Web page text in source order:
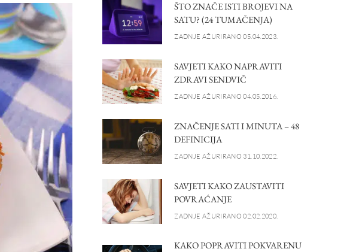
ŠTO ZNAČE ISTI BROJEVI NA
SATU? (24 TUMAČENJA)
ZADNJE AŽURIRANO 05.04.2023.
SAVJETI KAKO NAPRAVITI
ZDRAVI SENDVIČ
ZADNJE AŽURIRANO 04.05.2016.
ZNAČENJE SATI I MINUTA – 48
DEFINICIJA
ZADNJE AŽURIRANO 31.10.2022.
SAVJETI KAKO ZAUSTAVITI
POVRAĆANJE
ZADNJE AŽURIRANO 02.02.2020.
KAKO POPRAVITI POKVARENU